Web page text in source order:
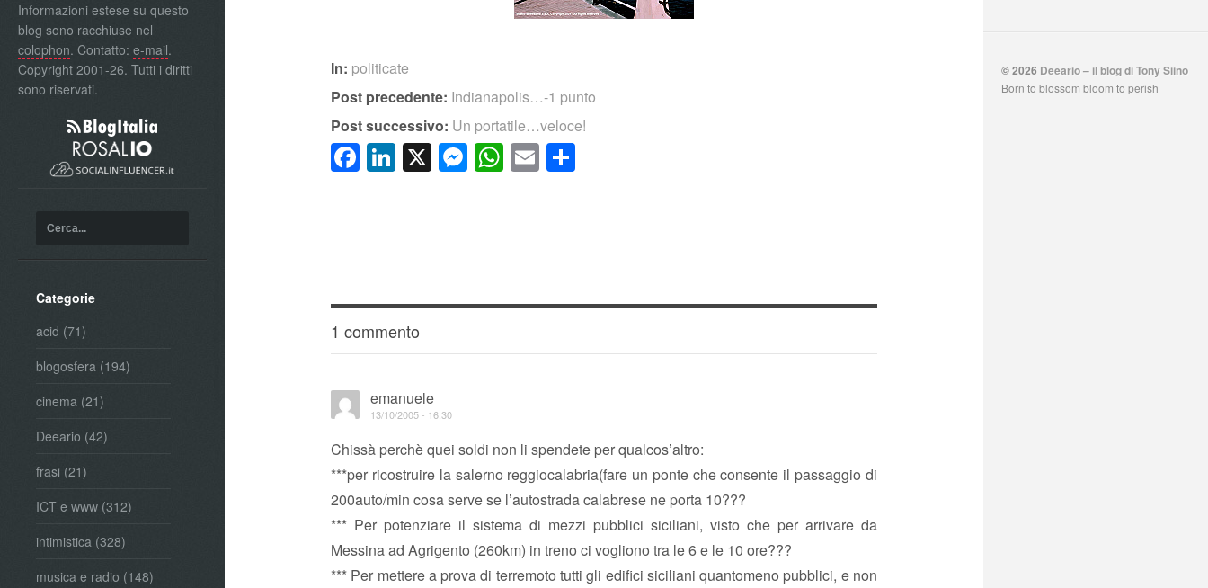
Informazioni estese su questo
blog sono racchiuse nel
colophon. Contatto: e-mail.
Copyright 2001-26. Tutti i diritti
sono riservati.
Categorie
acid (71)
blogosfera (194)
cinema (21)
Deeario (42)
frasi (21)
ICT e www (312)
intimistica (328)
musica e radio (148)
In: politicate
Post precedente: Indianapolis…-1 punto
Post successivo: Un portatile…veloce!
Facebook
LinkedIn
X Messenger
WhatsApp
Email
1 commento
emanuele
13/10/2005 - 16:30
Chissà perchè quei soldi non li spendete per qualcos’altro:
***per ricostruire la salerno reggiocalabria(fare un ponte che consente il passaggio di
200auto/min cosa serve se l’autostrada calabrese ne porta 10???
*** Per potenziare il sistema di mezzi pubblici siciliani, visto che per arrivare da
Messina ad Agrigento (260km) in treno ci vogliono tra le 6 e le 10 ore???
*** Per mettere a prova di terremoto tutti gli edifici siciliani quantomeno pubblici, e non
© 2026 Deeario – il blog di Tony Siino
Born to blossom bloom to perish